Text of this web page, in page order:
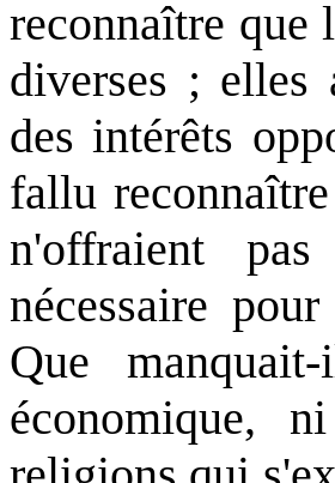
reconnaître que
diverses ; elles
des intérêts
fallu
n'offraient pas
nécessaire
Que
économique,